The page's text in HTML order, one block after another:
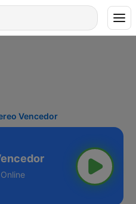
Vencedor